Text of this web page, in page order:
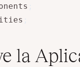
la